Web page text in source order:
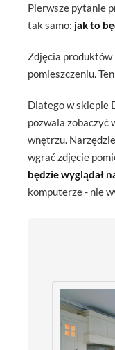
Pierwsze pytanie
tak samo: jak to
Zdjęcia
pomieszczeniu.
Dlatego w sklepie
pozwala zobaczyć
wnętrzu.
wgrać zdjęcie
będzie wyglądał
komputerze - nie